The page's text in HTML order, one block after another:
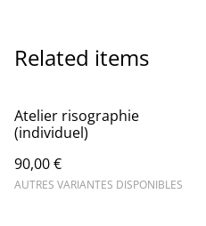
Related items
Atelier risographie
(individuel)
90,00 €
AUTRES VARIANTES DISPONIBLES